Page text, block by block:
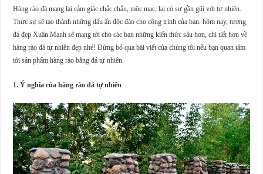
Hàng rào đá mang lại cảm giác chắc chắn, mộc mạc, lại có sự gần gũi với tự nhiên.
Thực sự sẽ tạo thành những dấu ấn độc đáo cho công trình của bạn. hôm nay, tượng
đá đẹp Xuân Mạnh sẽ mang tới cho các bạn những kiến thức sâu hơn, chi tiết hơn về
hàng rào đá tự nhiên đẹp nhé! Đừng bỏ qua bài viết của chúng tôi nếu bạn quan tâm
tới sản phẩm hàng rào bằng đá tự nhiên.
1. Ý nghĩa của hàng rào đá tự nhiên